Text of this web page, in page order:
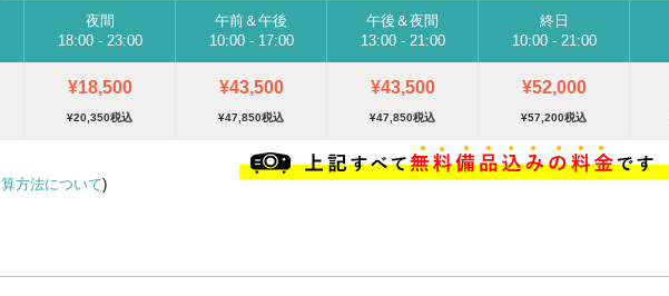
夜間
18:00 - 23:00
午前＆午後
10:00 - 17:00
午後＆夜間
13:00 - 21:00
終日
10:00 - 21:00
¥18,500
¥20,350税込
¥43,500
¥47,850税込
¥43,500
¥47,850税込
¥52,000
¥57,200税込
方法について)